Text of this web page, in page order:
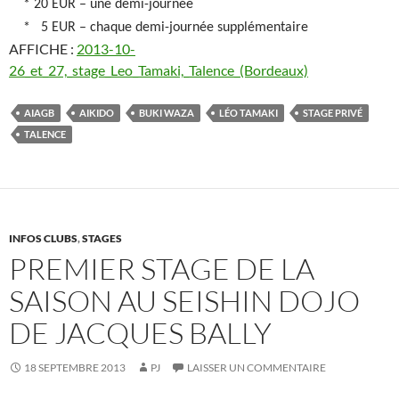
* 20 EUR – une demi-journée
* 5 EUR – chaque demi-journée supplémentaire
AFFICHE : 2013-10-
26_et_27,_stage_Leo_Tamaki,_Talence_(Bordeaux)
AIAGB AIKIDO BUKI WAZA LÉO TAMAKI
STAGE PRIVÉ
TALENCE
INFOS CLUBS,STAGES
PREMIER STAGE DE LA
SAISON AU SEISHIN DOJO
DE JACQUES BALLY
18 SEPTEMBRE 2013 PJ LAISSER UN COMMENTAIRE